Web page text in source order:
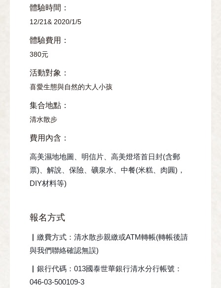
體驗時間：
12/21& 2020/1/5
體驗費用：
380元
活動對象：
喜愛生態與自然的大人小孩
集合地點：
清水散步
費用內含：
高美濕地地圖、明信片、高美燈塔首日封(含郵
票)、解說、保險、礦泉水、中餐(米糕、肉圓)，
DIY材料等)
報名方式
▏繳費方式：清水散步親繳或ATM轉帳(轉帳後請
與我們聯絡確認無誤)
▏銀行代碼：013國泰世華銀行清水分行帳號：
046-03-500109-3